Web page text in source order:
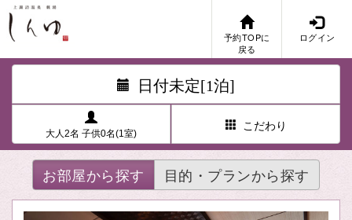
予約TOPに
戻る
ログイン
日付未定[1泊]
大人2名 子供0名(1室)
こだわり
お部屋から探す 目的・プランから探す